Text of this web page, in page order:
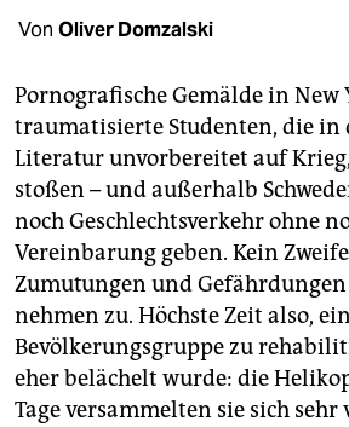
shop
unterstützen
abo
genossenschaft
epaper login
Von Oliver Domzalski
Pornografische Gemälde in New
traumatisierte Studenten, die in
Literatur unvorbereitet auf
stoßen – und außerhalb
noch Geschlechtsverkehr ohne
Vereinbarung geben. Kein
Zumutungen und
nehmen zu. Höchste Zeit also,
Bevölkerungsgruppe zu
eher belächelt wurde: die
Tage versammelten sie sich